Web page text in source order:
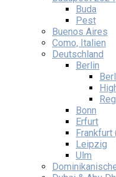
Buda
Pest
Buenos Aires
Como, Italien
Deutschland
Berlin
Bonn
Erfurt
Frankfurt
Leipzig
Ulm